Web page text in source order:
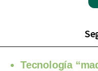
Tecnología